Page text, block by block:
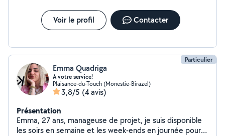
Voir le profil Contacter
Particulier
Emma Quadriga
A votre service!
Plaisance-du-Touch (Monestie-Birazel)
3,8/5 (4 avis)
Présentation
Emma, 27 ans, manageuse de projet, je suis disponible
les soirs en semaine et les week-ends en journée pour